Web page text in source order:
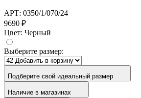
АРТ: 0350/1/070/24
9690 ₽
Цвет: Черный
Выберите размер:
Подберите свой идеальный размер
Наличие в магазинах